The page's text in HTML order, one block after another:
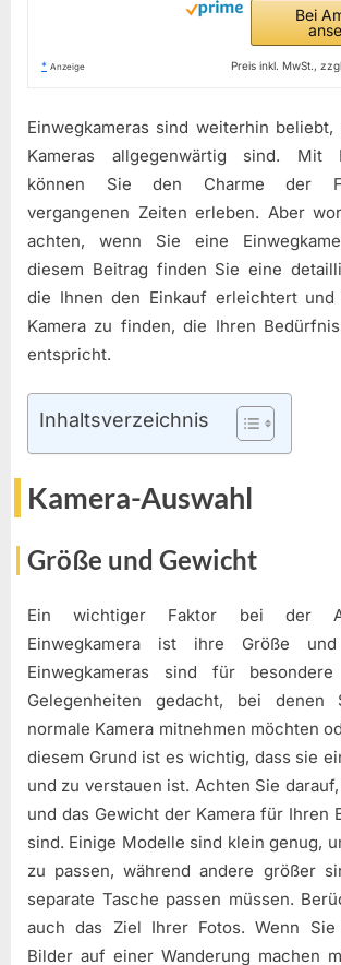
Bei
* Anzeige Preis inkl. MwSt.,
Einwegkameras sind weiterhin
Kameras allgegenwärtig sind. Mit
können Sie den Charme der
vergangenen Zeiten erleben. Aber
achten, wenn Sie eine
diesem Beitrag finden Sie eine
die Ihnen den Einkauf erleichtert
Kamera zu finden, die Ihren
entspricht.
Inhaltsverzeichnis
Kamera-Auswahl
Größe und Gewicht
Ein wichtiger Faktor bei der
Einwegkamera ist ihre Größe
Einwegkameras sind für
Gelegenheiten gedacht, bei
normale Kamera mitnehmen möchten
diesem Grund ist es wichtig, dass sie
und zu verstauen ist. Achten Sie
und das Gewicht der Kamera für Ihren
sind. Einige Modelle sind klein genug,
zu passen, während andere größer
separate Tasche passen müssen.
auch das Ziel Ihrer Fotos. Wenn Sie
Bilder auf einer Wanderung machen